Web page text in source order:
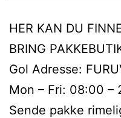
HER KAN DU
BRING
Gol Adresse:
Mon – Fri: 08:00 –
Sende pakke